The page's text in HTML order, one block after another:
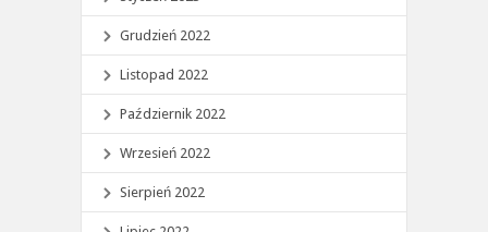
Grudzień 2022
Listopad 2022
Październik 2022
Wrzesień 2022
Sierpień 2022